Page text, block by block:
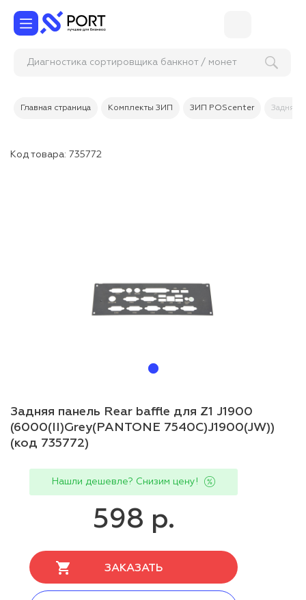
Диагностика сортировщика банкнот / монет
Главная страница Комплекты ЗИП ЗИП POScenter Задняя
Код товара: 735772
Задняя панель Rear baffle для Z1 J1900
(6000(II)Grey(PANTONE 7540C)J1900(JW))
(код 735772)
Нашли дешевле? Снизим цену!
598 р.
ЗАКАЗАТЬ